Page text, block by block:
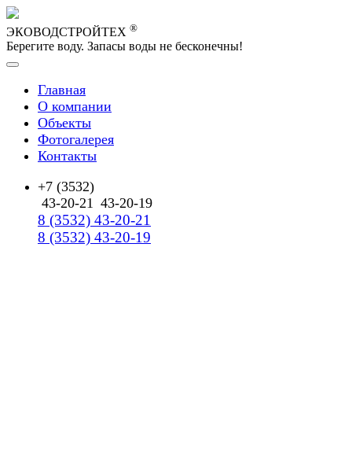
ЭКОВОДСТРОЙТЕХ ®
Берегите воду. Запасы воды не бесконечны!
Главная
О компании
Объекты
Фотогалерея
Контакты
+7 (3532)
43-20-21 43-20-19
8 (3532) 43-20-21
8 (3532) 43-20-19